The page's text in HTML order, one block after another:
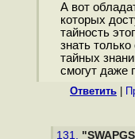
А вот
которых
тайность
знать
тайных
смогут даже
Ответить
131.